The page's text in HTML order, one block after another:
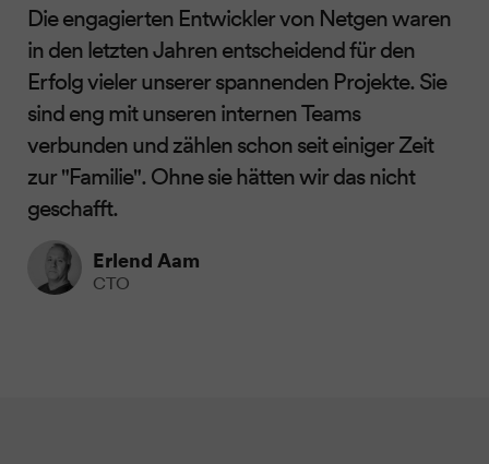
Die engagierten Entwickler von Netgen waren
in den letzten Jahren entscheidend für den
Erfolg vieler unserer spannenden Projekte. Sie
sind eng mit unseren internen Teams
verbunden und zählen schon seit einiger Zeit
zur "Familie". Ohne sie hätten wir das nicht
geschafft.
Erlend Aam
CTO